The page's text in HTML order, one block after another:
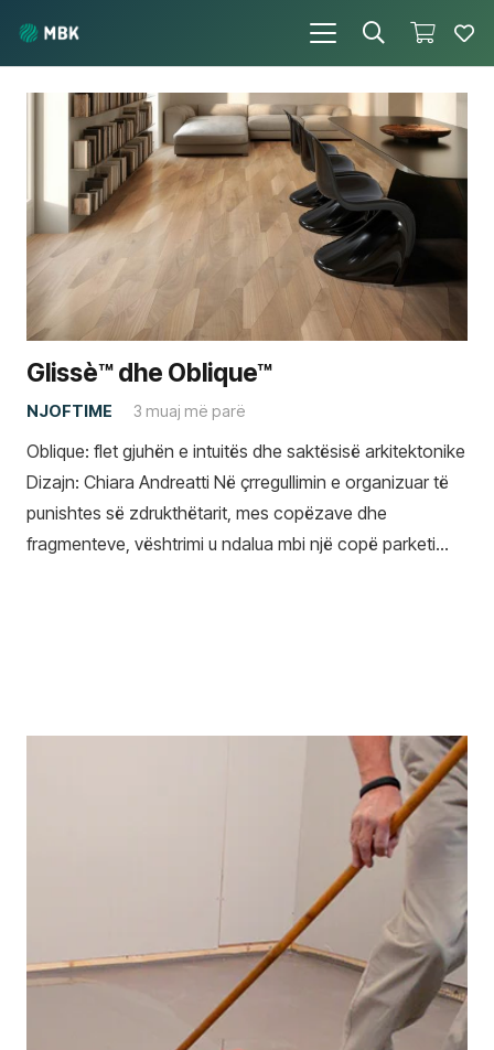
Glissè™ dhe Oblique™
NJOFTIME 3 muaj më parë
Oblique: flet gjuhën e intuitës dhe saktësisë arkitektonike
Dizajn: Chiara Andreatti Në çrregullimin e organizuar të
punishtes së zdrukthëtarit, mes copëzave dhe
fragmenteve, vështrimi u ndalua mbi një copë parketi…